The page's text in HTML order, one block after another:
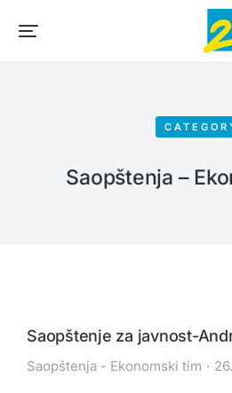
Saopštenja –
Saopštenje za javnost-
Saopštenja - Ekonomski tim